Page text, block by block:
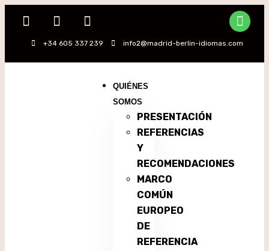
+34 605 337 239 info2@madrid-berlin-idiomas.com
QUIÉNES
SOMOS
PRESENTACIÓN
REFERENCIAS
Y
RECOMENDACIONES
MARCO
COMÚN
EUROPEO
DE
REFERENCIA